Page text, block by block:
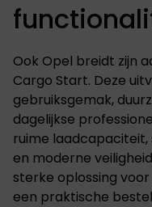
Ook Opel breidt zijn
Cargo Start. Deze
gebruiksgemak,
dagelijkse
ruime
en moderne
sterke oplossing
een praktische